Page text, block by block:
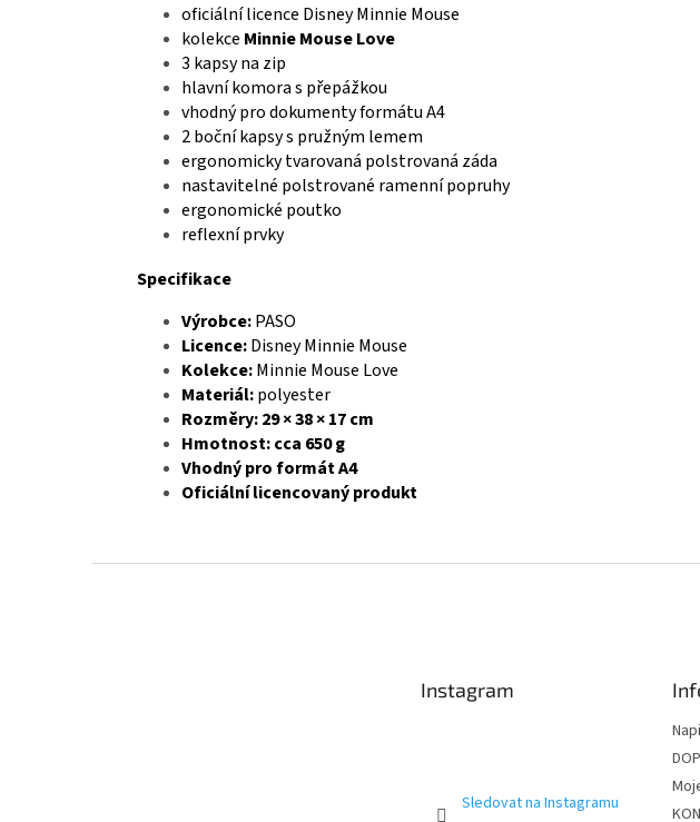
oficiální licence Disney Minnie Mouse
kolekce Minnie Mouse Love
3 kapsy na zip
hlavní komora s přepážkou
vhodný pro dokumenty formátu A4
2 boční kapsy s pružným lemem
ergonomicky tvarovaná polstrovaná záda
nastavitelné polstrované ramenní popruhy
ergonomické poutko
reflexní prvky
Specifikace
Výrobce:PASO
Licence:Disney Minnie Mouse
Kolekce:Minnie Mouse Love
Materiál:polyester
Rozměry:29 × 38 × 17 cm
Hmotnost:cca 650 g
Vhodný pro formát A4
Oficiální licencovaný produkt
Instagram
Sledovat na Instagramu